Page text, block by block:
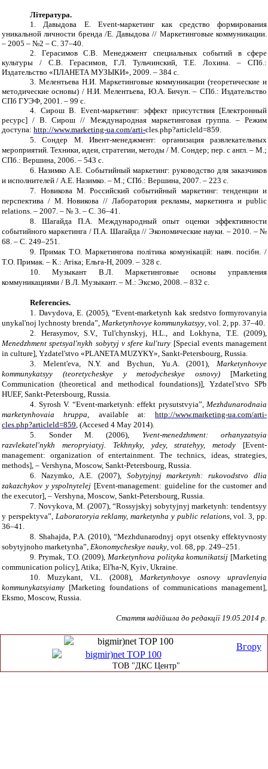
Література.
1.
Давыдова Е. Event-маркетинг как средство формирования
уникальной личности бренда /Е. Давыдова // Маркетинговые коммуникации.
– 2005 – №2 – С. 37–40.
2.
Герасимов С.В. Менеджмент специальных событий в сфере
культуры / С.В.
Герасимов, Г.Л. Тульчинский, Т.Е. Лохина. – СПб.:
Издательство «ПЛАНЕТА МУЗЫКИ», 2009. – 384 с.
3. Мелентьева Н.И. Маркетинговые коммуникации (теоретические и
методические основы) / Н.И. Мелентьева, Ю.А. Бичун.– СПб.: Издательство
СПб ГУЭФ, 2001. – 99 с.
4. Сирош В. Event-маркетинг: эффект присутствия [Електронный
ресурс] / В. Сирош // Международная маркетинговая группа. – Режим
доступа: http://www.marketing-ua.com/arti-cles.php?articleld=859.
5.
Сондер М. Ивент-менеджмент: организация развлекательных
мероприятий. Техники, идеи, стратегии, методы / М. Сондер; пер. с англ. – М.;
СПб.: Вершина, 2006. – 543 с.
6. Назимко А.Е. Событийный маркетинг: руководство для заказчиков
и исполнителей / А.E. Назимко. – М.; СПб.: Вершина, 2007. – 223 с.
7. Новикова М. Российский событийный маркетинг: тенденции и
перспектива / М. Новикова // Лаборатория рекламы, маркетинга и public
relations. – 2007. – № 3. – С. 36–41.
8.
Шагайда П.А. Международный опыт оценки эффективности
событийного маркетинга / П.А. Шагайда // Экономические науки. – 2010. – №
68. – С. 249–251.
9. Примак Т.О. Маркетингова політика комунікацій: навч. посібн. /
Т.О. Примак. – К.: Атіка; Ельга-Н, 2009. – 328 с.
10.
Музыкант В.Л. Маркетинговые основы управления
коммуникациями / В.Л. Музыкант. – М.: Эксмо, 2008. – 832 с.
Referencies.
1. Davydova,E. (2005), “Event-marketynh kak sredstvo formyrovanyia
unykal'noj lychnosty brenda”, Marketynhovye kommunykatsyy, vol. 2, pp. 37–40.
2. Herasymov, S.V., Tul'chynskyj, H.L., andLokhyna, T.E. (2009),
Menedzhment spetsyal'nykh sobytyj v sfere kul'tury [Special events management
in culture], Yzdatel'stvo «PLANETA MUZYKY», Sankt-Petersbourg, Russia.
3. Melent'eva, N.Y.and Bychun, Yu.A. (2001),Marketynhovye
kommunykatsyy (teoretycheskye y metodycheskye osnovy) [Marketing
Communication (theoretical and methodical foundations)], Yzdatel'stvo SPb
HUEF, Sankt-Petersbourg, Russia.
4. Syrosh V. “Event-marketynh: effekt prysutstvyia”,Mezhdunarodnaia
marketynhovaia hruppa, available at: http://www.marketing-ua.com/arti-
cles.php?articleld=859, (Accesed 4 May 2014).
5. Sonder M. (2006), Yvent-menedzhment: orhanyzatsyia
razvlekatel'nykh meropryiatyj. Tekhnyky, ydey, stratehyy, metody [Event-
management: organization of entertainment. The technics, ideas, strategies,
methods], – Vershyna, Moscow, Sankt-Petersbourg, Russia.
6. Nazymko, A.E. (2007), Sobytyjnyj marketynh: rukovodstvo dlia
zakazchykov y yspolnytelej [Event-management: guideline for thecustomer and
the executor], – Vershyna, Moscow, Sankt-Petersbourg, Russia.
7. Novykova, M. (2007), “Rossyjskyj sobytyjnyj marketynh: tendentsyy
y perspektyva”, Laboratoryia reklamy, marketynha y public relations,vol. 3,pp.
36–41.
8. Shahajda, P.A. (2010), “Mezhdunarodnyj opyt otsenky effektyvnosty
sobytyjnoho marketynha”, Ekonomycheskye nauky, vol. 68, pp. 249–251.
9. Prymak, T.O. (2009), Marketynhova polityka komunikatsij [Marketing
communication policy], Atika; El'ha-N, Kyiv, Ukraine.
10. Muzykant, V.L. (2008),Marketynhovye osnovy upravlenyia
kommunykatsyiamy [Marketing foundations of communications management],
Eksmo, Moscow, Russia.
Стаття надійшла до редакції 19.05.2014 р.
Вгору
ТОВ "ДКС Центр"